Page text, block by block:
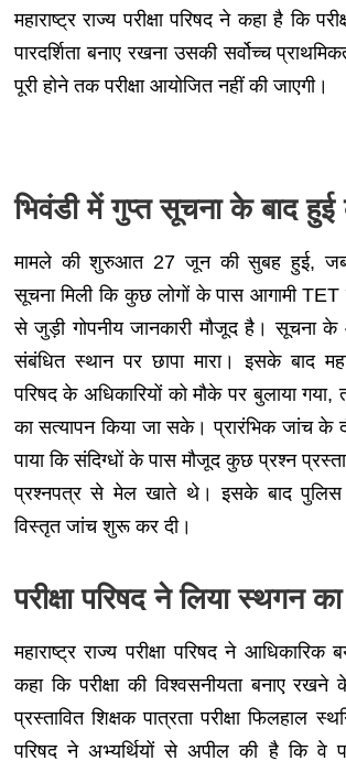
महाराष्ट्र राज्य परीक्षा परिषद ने कहा है कि
पारदर्शिता बनाए रखना उसकी सर्वोच्च
पूरी होने तक परीक्षा आयोजित नहीं की जाएगी।
भिवंडी में गुप्त सूचना के बाद हुई
मामले की शुरुआत 27 जून की सुबह हुई, जब
सूचना मिली कि कुछ लोगों के पास आगामी TET
से जुड़ी गोपनीय जानकारी मौजूद है। सूचना
संबंधित स्थान पर छापा मारा। इसके बाद
परिषद के अधिकारियों को मौके पर बुलाया गया,
का सत्यापन किया जा सके। प्रारंभिक जांच के
पाया कि संदिग्धों के पास मौजूद कुछ प्रश्न
प्रश्नपत्र से मेल खाते थे। इसके बाद पुलिस
विस्तृत जांच शुरू कर दी।
परीक्षा परिषद ने लिया स्थगन
महाराष्ट्र राज्य परीक्षा परिषद ने आधिकारिक
कहा कि परीक्षा की विश्वसनीयता बनाए
प्रस्तावित शिक्षक पात्रता परीक्षा फिलहाल
परिषद ने अभ्यर्थियों से अपील की है कि वे